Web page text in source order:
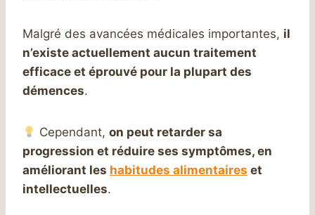
Malgré des avancées médicales importantes, il
n’existe actuellement aucun traitement
efficace et éprouvé pour la plupart des
démences.
Cependant,on peut retarder sa
progression et réduire ses symptômes, en
améliorant les habitudes alimentaires et
intellectuelles.